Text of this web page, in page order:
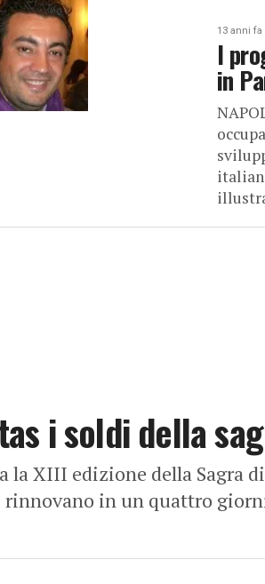
13 anni fa
I
in
i soldi della
la XIII edizione della Sagra
rinnovano in un quattro